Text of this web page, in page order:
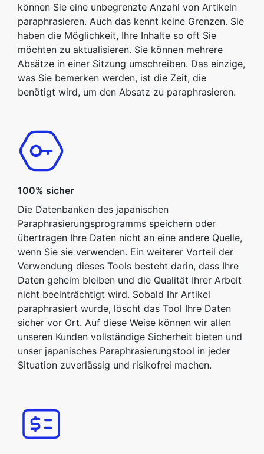
können Sie eine unbegrenzte Anzahl von Artikeln
paraphrasieren. Auch das kennt keine Grenzen. Sie
haben die Möglichkeit, Ihre Inhalte so oft Sie
möchten zu aktualisieren. Sie können mehrere
Absätze in einer Sitzung umschreiben. Das einzige,
was Sie bemerken werden, ist die Zeit, die
benötigt wird, um den Absatz zu paraphrasieren.
100% sicher
Die Datenbanken des japanischen
Paraphrasierungsprogramms speichern oder
übertragen Ihre Daten nicht an eine andere Quelle,
wenn Sie sie verwenden. Ein weiterer Vorteil der
Verwendung dieses Tools besteht darin, dass Ihre
Daten geheim bleiben und die Qualität Ihrer Arbeit
nicht beeinträchtigt wird. Sobald Ihr Artikel
paraphrasiert wurde, löscht das Tool Ihre Daten
sicher vor Ort. Auf diese Weise können wir allen
unseren Kunden vollständige Sicherheit bieten und
unser japanisches Paraphrasierungstool in jeder
Situation zuverlässig und risikofrei machen.